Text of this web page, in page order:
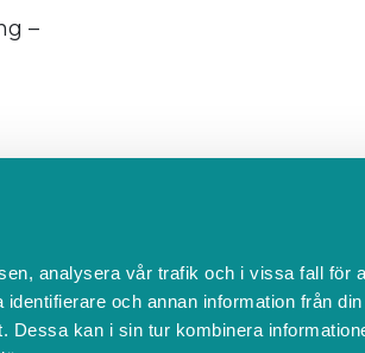
analysera vår trafik och i vissa fall för
och annan information från
kan i sin tur kombinera
–